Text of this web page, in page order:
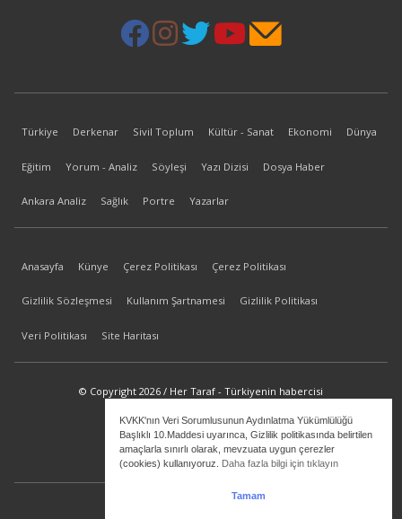
KVKK'nın Veri Sorumlusunun Aydınlatma Yükümlülüğü
Başlıklı 10.Maddesi uyarınca, Gizlilik politikasında belirtilen
amaçlarla sınırlı olarak, mevzuata uygun çerezler
(cookies) kullanıyoruz. Daha fazla bilgi için tıklayın
Tamam
Türkiye Derkenar Sivil Toplum Kültür - Sanat Ekonomi Dünya
Eğitim Yorum - Analiz Söyleşi Yazı Dizisi Dosya Haber
Ankara Analiz Sağlık Portre Yazarlar
Anasayfa Künye Çerez Politikası Çerez Politikası
Gizlilik Sözleşmesi Kullanım Şartnamesi Gizlilik Politikası
Veri Politikası Site Haritası
© Copyright 2026 / Her Taraf - Türkiyenin habercisi
bilgi@hertaraf.com